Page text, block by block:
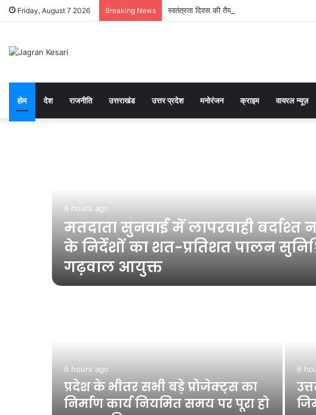
Friday, August 7 2026 Breaking News स्वतंत्रता दिवस की तैयारियों को लेकर डीएम डॉ0
होम देश राजनीति उत्तराखंड उत्तर प्रदेश मनोरंजन क्राइम वायरल न्यूज़
6 hours ago
मतदाता सुनवाई में लापरवाही बर्दाश्त
के निर्देशों का शत-प्रतिशत पालन
गढ़वाल आयुक्त
6 hours ago
प्रदेश के भीतर सभी बड़े प्रोजेक्ट्स का
निर्माण कार्य नियमित समय पर पूरा हो
6